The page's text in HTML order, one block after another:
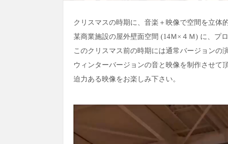
クリスマスの時期に、音楽＋映像で空間を立体
某商業施設の屋外壁面空間 (14Ｍ×４Ｍ) に、プ
このクリスマス前の時期には通常バージョンの
ウィンターバージョンの音と映像を制作させて
迫力ある映像をお楽しみ下さい。